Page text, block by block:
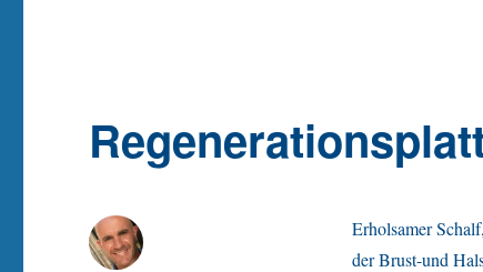
Erholsamer
der Brust-und